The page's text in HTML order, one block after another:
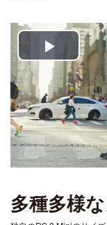
Play
Video
多種多様